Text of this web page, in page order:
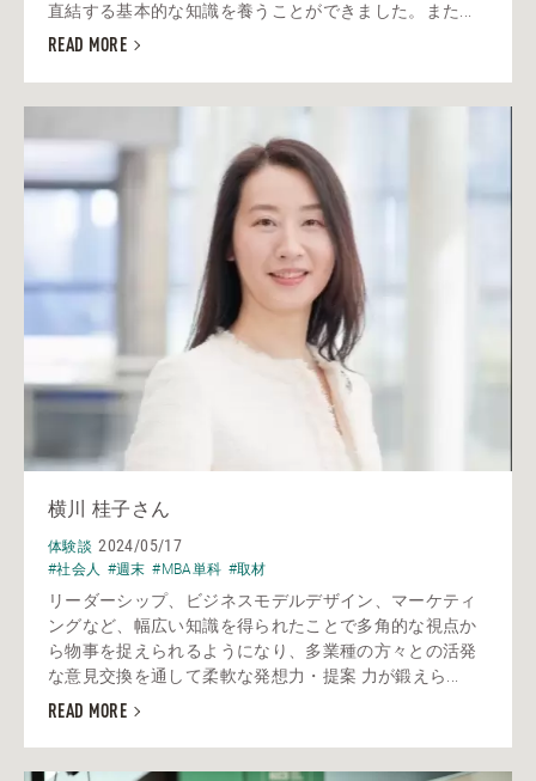
直結する基本的な知識を養うことができました。また...
READ MORE
横川 桂子さん
体験談 2024/05/17
#社会人 #週末 #MBA単科 #取材
リーダーシップ、ビジネスモデルデザイン、マーケティ
ングなど、幅広い知識を得られたことで多角的な視点か
ら物事を捉えられるようになり、多業種の方々との活発
な意見交換を通して柔軟な発想力・提案 力が鍛えら...
READ MORE